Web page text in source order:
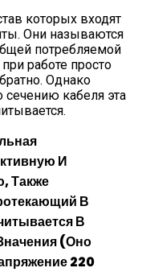
которых входят
Они называются
потребляемой
работе просто
Однако
сечению кабеля эта
И
Также
В
В
(оно
220